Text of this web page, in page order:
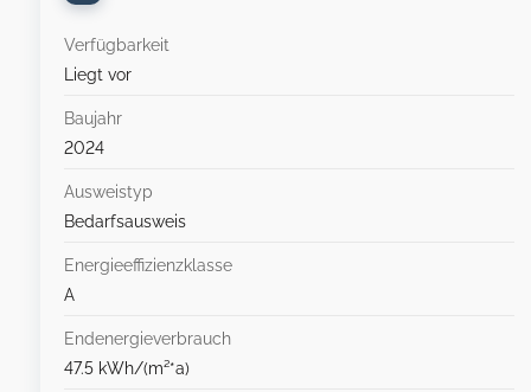
Verfügbarkeit
Liegt vor
Baujahr
2024
Ausweistyp
Bedarfsausweis
Energieeffizienzklasse
A
Endenergieverbrauch
47.5 kWh/(m²*a)